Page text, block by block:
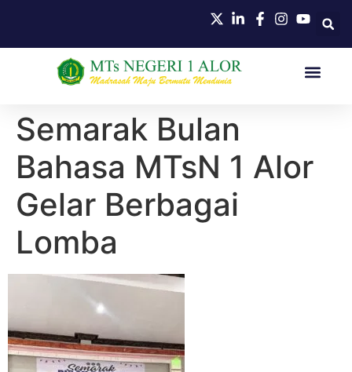
Semarak Bulan
Bahasa MTsN 1 Alor
Gelar Berbagai
Lomba